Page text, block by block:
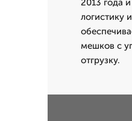
2013 года
логистику
мешков с
отгрузку.